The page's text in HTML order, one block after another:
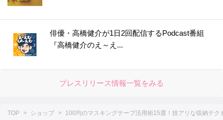
俳優・高橋健介が1日2回配信するPodcast番組
『高橋健介のえ～え...
プレスリリース情報一覧をみる
TOP ショップ 100均のマスキングテープ活用術15選！技アリな収納テク